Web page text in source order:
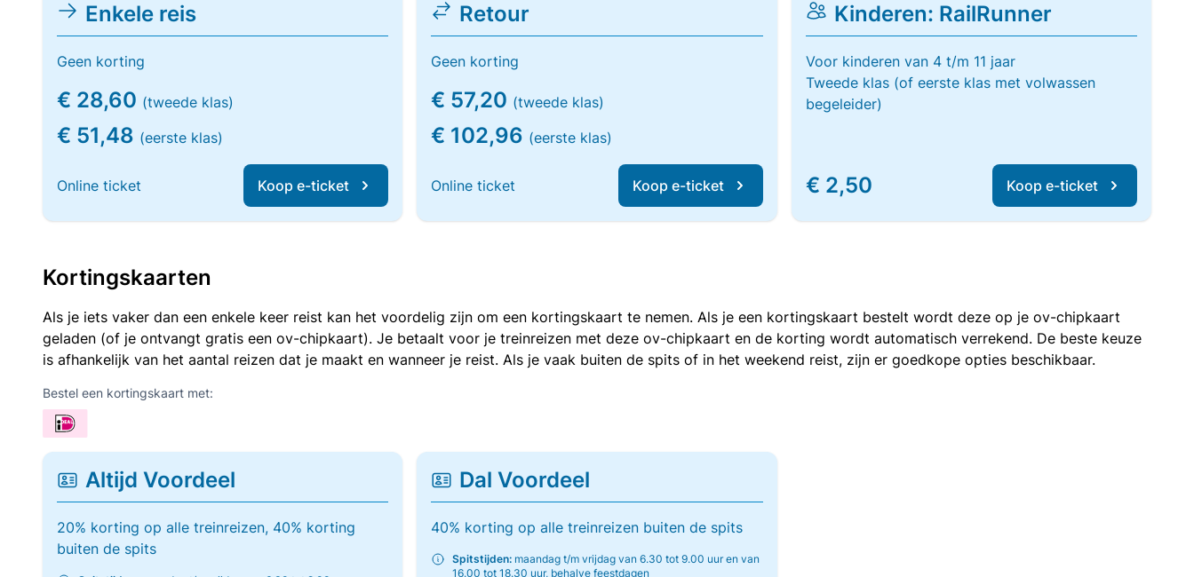
Enkele reis
Geen korting
€ 28,60 (tweede klas)
€ 51,48 (eerste klas)
Online ticket Koop e-ticket
Retour
Geen korting
€ 57,20 (tweede klas)
€ 102,96 (eerste klas)
Online ticket Koop e-ticket
Kinderen: RailRunner
Voor kinderen van 4 t/m 11 jaar
Tweede klas (of eerste klas met volwassen
begeleider)
€ 2,50 Koop e-ticket
Kortingskaarten
Als je iets vaker dan een enkele keer reist kan het voordelig zijn om een kortingskaart te nemen. Als je een kortingskaart bestelt wordt deze op je ov-chipkaart
geladen (of je ontvangt gratis een ov-chipkaart). Je betaalt voor je treinreizen met deze ov-chipkaart en de korting wordt automatisch verrekend. De beste keuze
is afhankelijk van het aantal reizen dat je maakt en wanneer je reist. Als je vaak buiten de spits of in het weekend reist, zijn er goedkope opties beschikbaar.
Bestel een kortingskaart met:
Altijd Voordeel
20% korting op alle treinreizen, 40% korting
buiten de spits
Dal Voordeel
40% korting op alle treinreizen buiten de spits
Spitstijden: maandag t/m vrijdag van 6.30 tot 9.00 uur en van
16.00 tot 18.30 uur, behalve feestdagen